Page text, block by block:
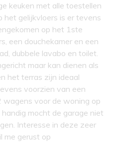
keuken met alle toestellen
het gelijkvloers is er tevens
op het 1ste
een douchekamer en een
dubbele lavabo en toilet.
maar kan dienen als
het terras zijn ideaal
voorzien van een
wagens voor de woning op
mocht de garage niet
Interesse in deze zeer
me gerust op